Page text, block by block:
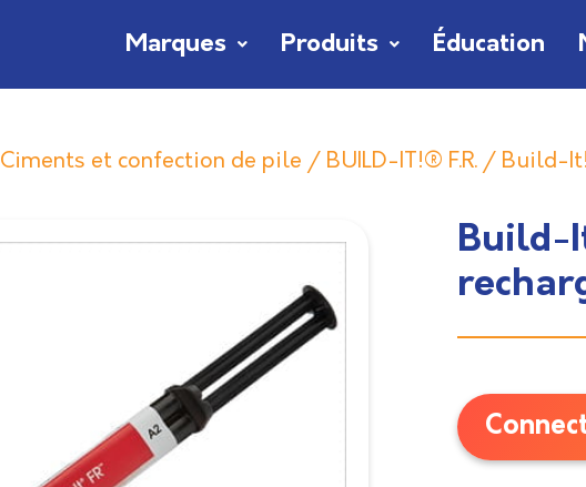
Marques Produits Éducation
Ciments et confection de pile / BUILD-IT!® F.R. / Build-
Build-